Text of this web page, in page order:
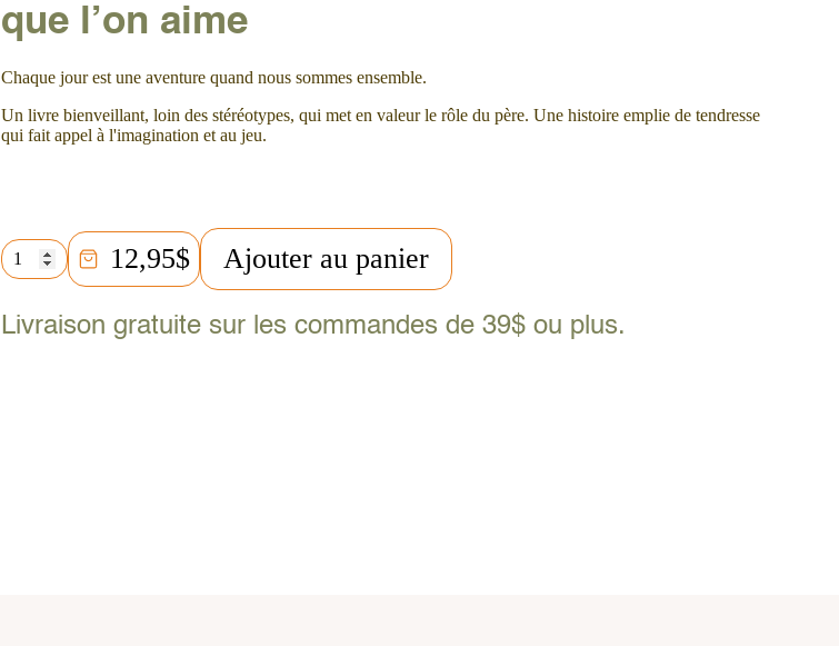
que l’on aime
Chaque jour est une aventure quand nous sommes ensemble.
Un livre bienveillant, loin des stéréotypes, qui met en valeur le rôle du père. Une histoire emplie de tendresse
qui fait appel à l'imagination et au jeu.
quantité
de
nous
12,95$ Ajouter au panier
Livraison gratuite sur les commandes de 39$ ou plus.